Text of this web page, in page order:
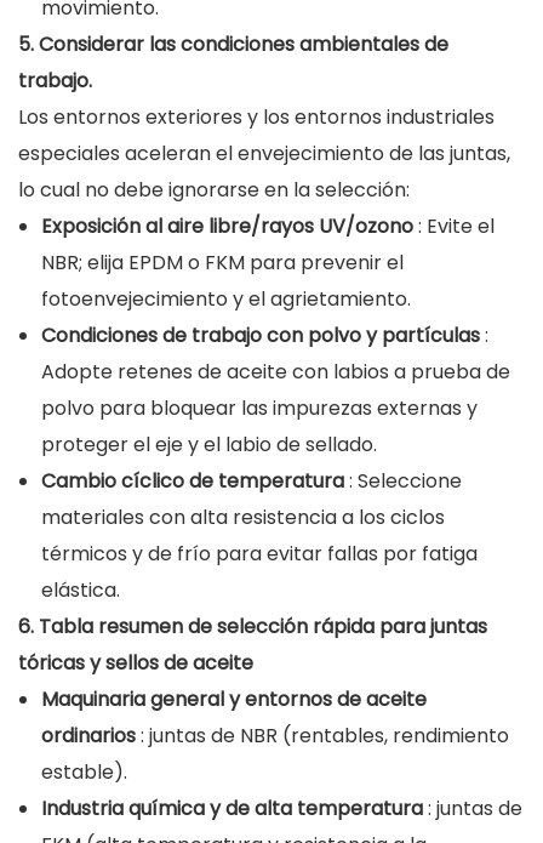
movimiento.
5. Considerar las condiciones ambientales de
trabajo.
Los entornos exteriores y los entornos industriales
especiales aceleran el envejecimiento de las juntas,
lo cual no debe ignorarse en la selección:
Exposición al aire libre/rayos UV/ozono: Evite el
NBR; elija EPDM o FKM para prevenir el
fotoenvejecimiento y el agrietamiento.
Condiciones de trabajo con polvo y partículas:
Adopte retenes de aceite con labios a prueba de
polvo para bloquear las impurezas externas y
proteger el eje y el labio de sellado.
Cambio cíclico de temperatura: Seleccione
materiales con alta resistencia a los ciclos
térmicos y de frío para evitar fallas por fatiga
elástica.
6. Tabla resumen de selección rápida para juntas
tóricas y sellos de aceite
Maquinaria general y entornos de aceite
ordinarios: juntas de NBR (rentables, rendimiento
estable).
Industria química y de alta temperatura: juntas de